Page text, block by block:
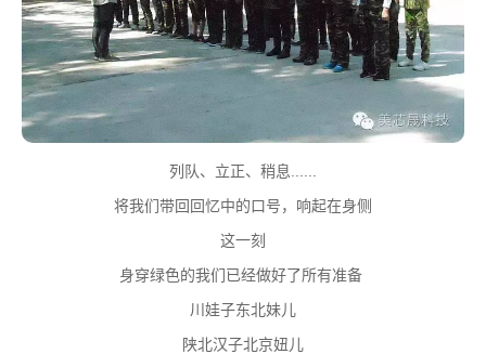
列队、立正、稍息......
将我们带回回忆中的口号，响起在身侧
这一刻
身穿绿色的我们已经做好了所有准备
川娃子东北妹儿
陕北汉子北京妞儿